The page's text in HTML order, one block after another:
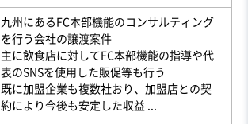
九州にあるFC本部機能のコンサルティング
を行う会社の譲渡案件
主に飲食店に対してFC本部機能の指導や代
表のSNSを使用した販促等も行う
既に加盟企業も複数社おり、加盟店との契
約により今後も安定した収益